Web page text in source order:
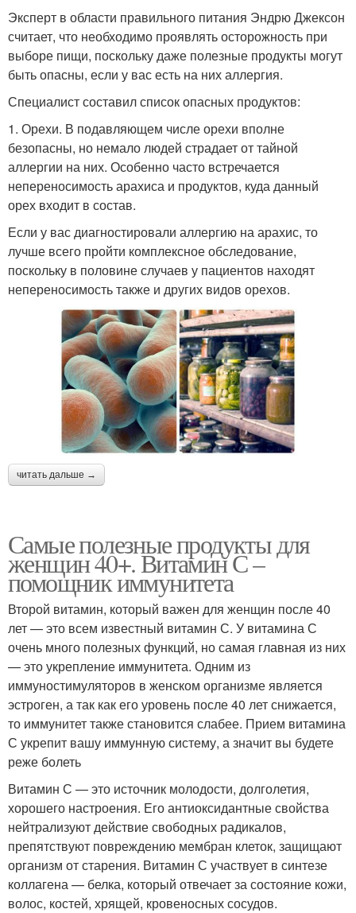
Эксперт в области правильного питания Эндрю Джексон
считает, что необходимо проявлять осторожность при
выборе пищи, поскольку даже полезные продукты могут
быть опасны, если у вас есть на них аллергия.
Специалист составил список опасных продуктов:
1. Орехи. В подавляющем числе орехи вполне
безопасны, но немало людей страдает от тайной
аллергии на них. Особенно часто встречается
непереносимость арахиса и продуктов, куда данный
орех входит в состав.
Если у вас диагностировали аллергию на арахис, то
лучше всего пройти комплексное обследование,
поскольку в половине случаев у пациентов находят
непереносимость также и других видов орехов.
читать дальше →
Самые полезные продукты для
женщин 40+. Витамин С –
помощник иммунитета
Второй витамин, который важен для женщин после 40
лет — это всем известный витамин С. У витамина С
очень много полезных функций, но самая главная из них
— это укрепление иммунитета. Одним из
иммуностимуляторов в женском организме является
эстроген, а так как его уровень после 40 лет снижается,
то иммунитет также становится слабее. Прием витамина
С укрепит вашу иммунную систему, а значит вы будете
реже болеть
Витамин С — это источник молодости, долголетия,
хорошего настроения. Его антиоксидантные свойства
нейтрализуют действие свободных радикалов,
препятствуют повреждению мембран клеток, защищают
организм от старения. Витамин С участвует в синтезе
коллагена — белка, который отвечает за состояние кожи,
волос, костей, хрящей, кровеносных сосудов.